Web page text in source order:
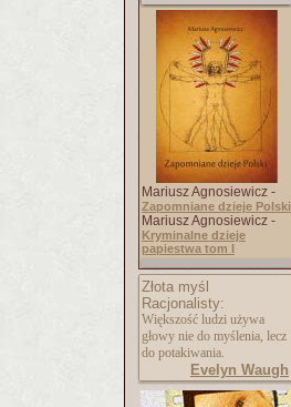
Mariusz Agnosiewicz -
Zapomniane dzieje Polski
Mariusz Agnosiewicz -
Kryminalne dzieje
papiestwa tom I
Złota myśl
Racjonalisty:
Większość ludzi używa
głowy nie do myślenia, lecz
do potakiwania.
Evelyn Waugh